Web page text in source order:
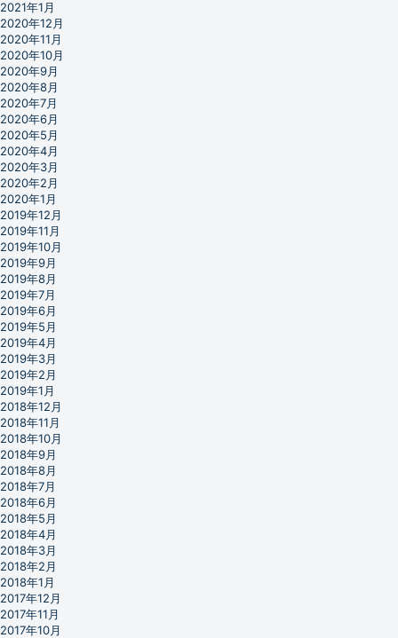
2021年1月
2020年12月
2020年11月
2020年10月
2020年9月
2020年8月
2020年7月
2020年6月
2020年5月
2020年4月
2020年3月
2020年2月
2020年1月
2019年12月
2019年11月
2019年10月
2019年9月
2019年8月
2019年7月
2019年6月
2019年5月
2019年4月
2019年3月
2019年2月
2019年1月
2018年12月
2018年11月
2018年10月
2018年9月
2018年8月
2018年7月
2018年6月
2018年5月
2018年4月
2018年3月
2018年2月
2018年1月
2017年12月
2017年11月
2017年10月